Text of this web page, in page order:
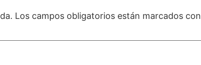
Los campos obligatorios están marcados con